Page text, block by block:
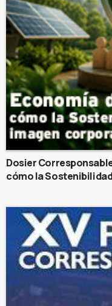
Dosier
cómo la